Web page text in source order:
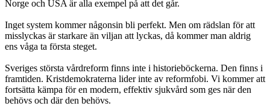
Norge och USA är alla exempel på att det går.
Inget system kommer någonsin bli perfekt. Men om rädslan för att
misslyckas är starkare än viljan att lyckas, då kommer man aldrig
ens våga ta första steget.
Sveriges största vårdreform finns inte i historieböckerna. Den finns i
framtiden. Kristdemokraterna lider inte av reformfobi. Vi kommer att
fortsätta kämpa för en modern, effektiv sjukvård som ges när den
behövs och där den behövs.